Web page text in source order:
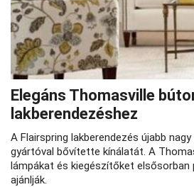
Elegáns Thomasville
lakberendezéshez
A Flairspring lakberendezés újabb
gyártóval bővítette kínálatát. A
lámpákat és kiegészítőket elsősorban
ajánlják.